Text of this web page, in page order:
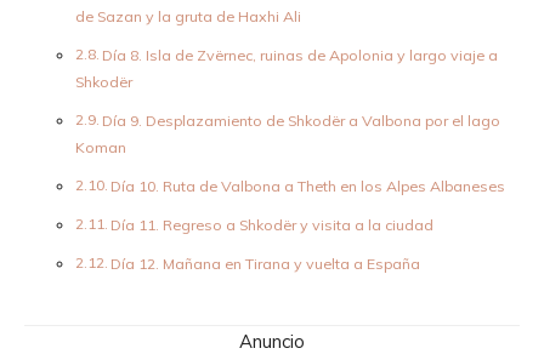
de Sazan y la gruta de Haxhi Ali
Día 8. Isla de Zvërnec, ruinas de Apolonia y largo viaje a
Shkodër
Día 9. Desplazamiento de Shkodër a Valbona por el lago
Koman
Día 10. Ruta de Valbona a Theth en los Alpes Albaneses
Día 11. Regreso a Shkodër y visita a la ciudad
Día 12. Mañana en Tirana y vuelta a España
Anuncio